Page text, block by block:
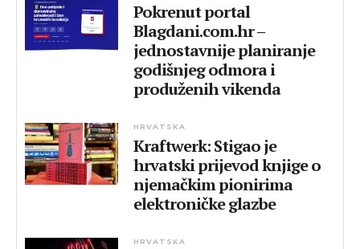
Pokrenut portal
Blagdani.com.hr –
jednostavnije planiranje
godišnjeg odmora i
produženih vikenda
HRVATSKA
Kraftwerk: Stigao je
hrvatski prijevod knjige o
njemačkim pionirima
elektroničke glazbe
HRVATSKA